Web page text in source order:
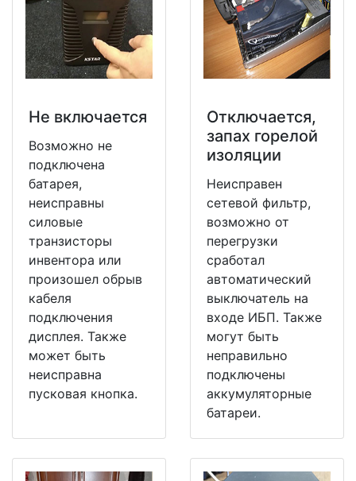
Не включается
Возможно не
подключена
батарея,
неисправны
силовые
транзисторы
инвентора или
произошел обрыв
кабеля
подключения
дисплея. Также
может быть
неисправна
пусковая кнопка.
Отключается,
запах горелой
изоляции
Неисправен
сетевой фильтр,
возможно от
перегрузки
сработал
автоматический
выключатель на
входе ИБП. Также
могут быть
неправильно
подключены
аккумуляторные
батареи.